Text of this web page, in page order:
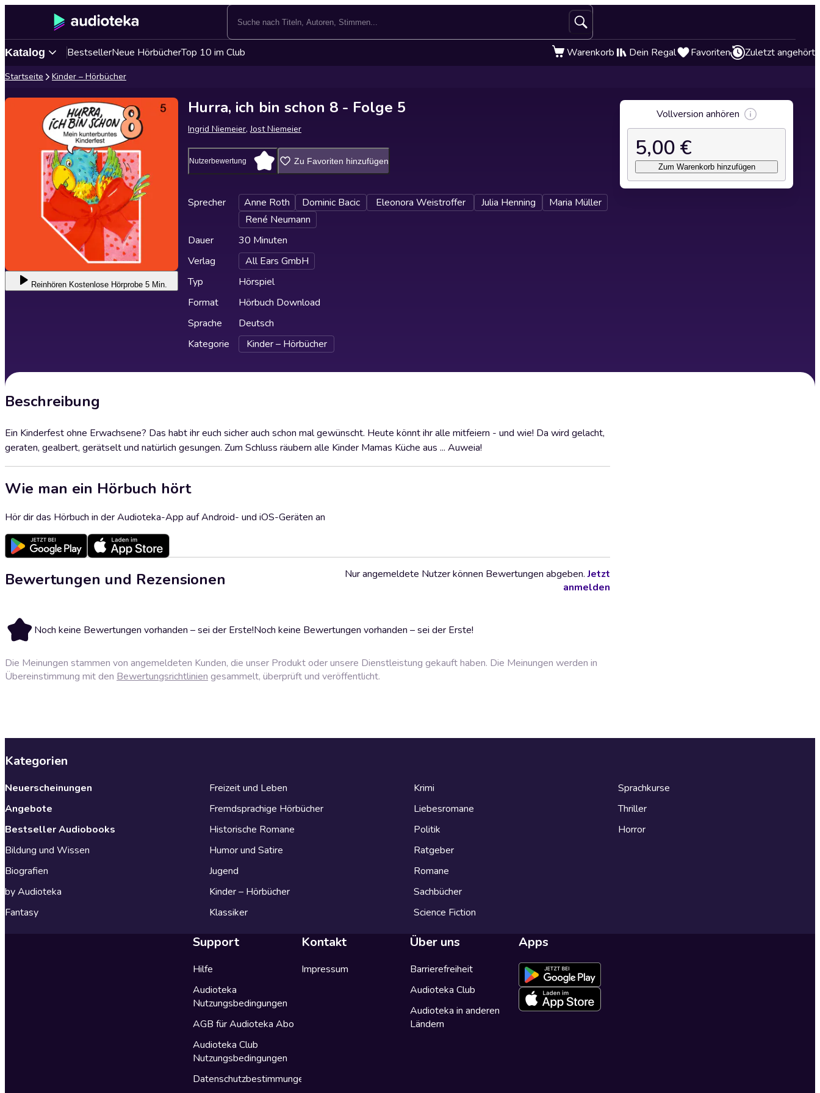
Katalog BestsellerNeue HörbücherTop 10 im Club Warenkorb Dein Regal Favoriten Zuletzt angehört
Startseite Kinder – Hörbücher
Reinhören Kostenlose Hörprobe 5 Min.
Hurra, ich bin schon 8 - Folge 5
Ingrid Niemeier, Jost Niemeier
Nutzerbewertung Zu Favoriten hinzufügen
Sprecher Anne Roth Dominic Bacic Eleonora Weistroffer Julia Henning
Maria Müller
René Neumann
Dauer
30 Minuten
Verlag
All Ears GmbH
Typ
Hörspiel
Format
Hörbuch Download
Sprache
Deutsch
Kategorie
Kinder – Hörbücher
Beschreibung
Ein Kinderfest ohne Erwachsene? Das habt ihr euch sicher auch schon mal gewünscht. Heute könnt ihr alle mitfeiern - und wie! Da wird gelacht,
geraten, gealbert, gerätselt und natürlich gesungen. Zum Schluss räubern alle Kinder Mamas Küche aus ... Auweia!
Wie man ein Hörbuch hört
Hör dir das Hörbuch in der Audioteka-App auf Android- und iOS-Geräten an
Bewertungen und Rezensionen
Noch keine Bewertungen vorhanden – sei der Erste!Noch keine Bewertungen vorhanden – sei der Erste!
Nur angemeldete Nutzer können Bewertungen abgeben.Jetzt
anmelden
Die Meinungen stammen von angemeldeten Kunden, die unser Produkt oder unsere Dienstleistung gekauft haben. Die Meinungen werden in
Übereinstimmung mit den Bewertungsrichtlinien gesammelt, überprüft und veröffentlicht.
Vollversion anhören
5,00 €
Zum Warenkorb hinzufügen
Kategorien
Neuerscheinungen
Angebote
Bestseller Audiobooks
Bildung und Wissen
Biografien
by Audioteka
Fantasy
Freizeit und Leben
Fremdsprachige Hörbücher
Historische Romane
Humor und Satire
Jugend
Kinder – Hörbücher
Klassiker
Krimi
Liebesromane
Politik
Ratgeber
Romane
Sachbücher
Science Fiction
Sprachkurse
Thriller
Horror
Support
Hilfe
Audioteka
Nutzungsbedingungen
AGB für Audioteka Abo
Audioteka Club
Nutzungsbedingungen
Datenschutzbestimmungen
Kontakt
Impressum
Über uns
Barrierefreiheit
Audioteka Club
Audioteka in anderen
Ländern
Apps